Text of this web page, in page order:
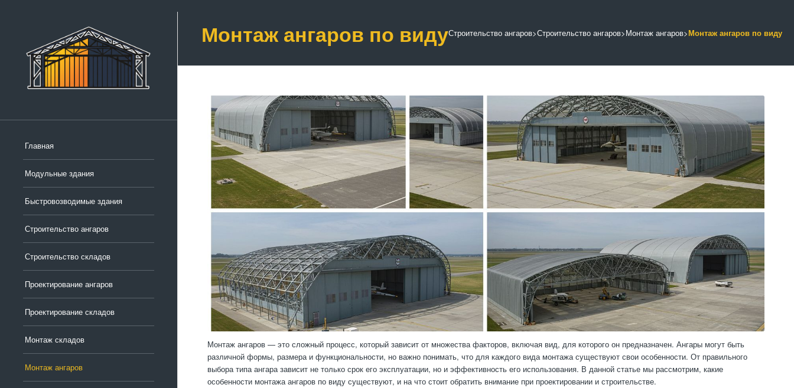
Главная
Модульные здания
Быстровозводимые здания
Строительство ангаров
Строительство складов
Проектирование ангаров
Проектирование складов
Монтаж складов
Монтаж ангаров
Монтаж ангаров по видуСтроительство ангаров>Строительство ангаров>Монтаж ангаров>Монтаж ангаров по виду
Монтаж ангаров — это сложный процесс, который зависит от множества факторов, включая вид, для которого он предназначен. Ангары могут быть
различной формы, размера и функциональности, но важно понимать, что для каждого вида монтажа существуют свои особенности. От правильного
выбора типа ангара зависит не только срок его эксплуатации, но и эффективность его использования. В данной статье мы рассмотрим, какие
особенности монтажа ангаров по виду существуют, и на что стоит обратить внимание при проектировании и строительстве.